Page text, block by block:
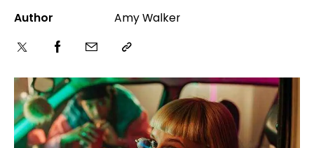
Author
Amy Walker